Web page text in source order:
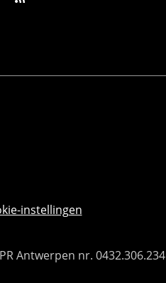
instellingen
Antwerpen nr. 0432.306.234